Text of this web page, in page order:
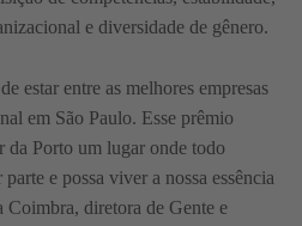
e diversidade de gênero.
estar entre as melhores empresas
em São Paulo. Esse prêmio
da Porto um lugar onde todo
e possa viver a nossa essência
Coimbra, diretora de Gente e